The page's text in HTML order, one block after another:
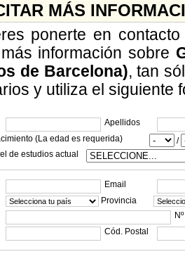
MÁS
ponerte en
información sobre
de Barcelona), tan
y utiliza el siguiente
Apellidos
(La edad es requerida)
/
de estudios actual
Email
Provincia
Nº
Cód. Postal